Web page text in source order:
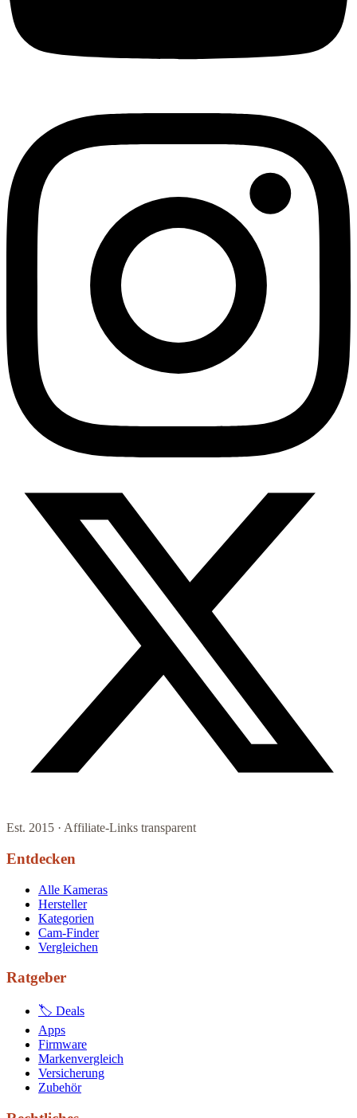
Est. 2015 · Affiliate-Links transparent
Entdecken
Alle Kameras
Hersteller
Kategorien
Cam-Finder
Vergleichen
Ratgeber
🏷 Deals
Apps
Firmware
Markenvergleich
Versicherung
Zubehör